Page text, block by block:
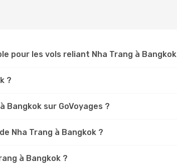
pour les vols reliant Nha Trang à
?
Bangkok sur GoVoyages ?
Nha Trang à Bangkok ?
à Bangkok ?